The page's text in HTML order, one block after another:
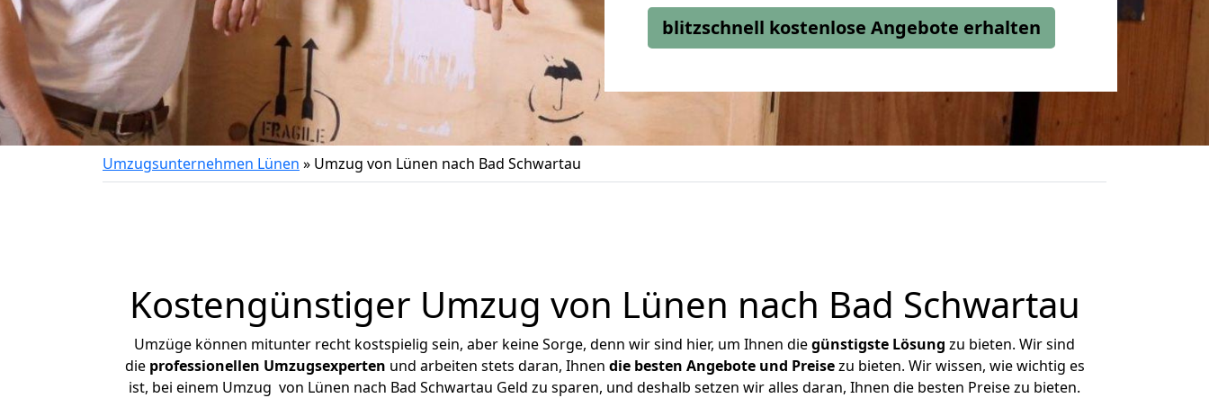
blitzschnell kostenlose Angebote erhalten
Umzugsunternehmen Lünen » Umzug von Lünen nach Bad Schwartau
Kostengünstiger Umzug von Lünen nach Bad Schwartau
Umzüge können mitunter recht kostspielig sein, aber keine Sorge, denn wir sind hier, um Ihnen diegünstigste Lösung zu bieten. Wir sind
die professionellen Umzugsexperten und arbeiten stets daran, Ihnen die besten Angebote und Preisezu bieten. Wir wissen, wie wichtig es
ist, bei einem Umzug von Lünen nach Bad Schwartau Geld zu sparen, und deshalb setzen wir alles daran, Ihnen die besten Preise zu bieten.